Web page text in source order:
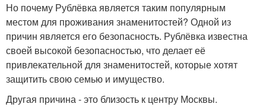
Но почему Рублёвка является таким популярным
местом для проживания знаменитостей? Одной из
причин является его безопасность. Рублёвка известна
своей высокой безопасностью, что делает её
привлекательной для знаменитостей, которые хотят
защитить свою семью и имущество.
Другая причина - это близость к центру Москвы.